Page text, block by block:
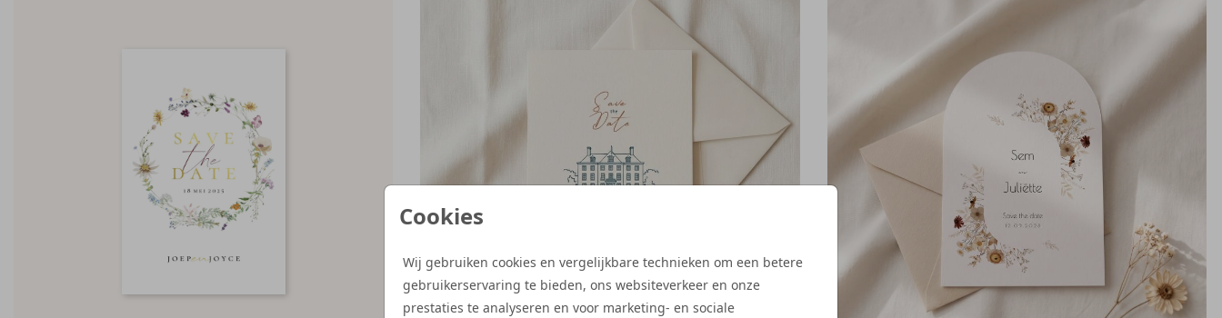
Cookies
Wij gebruiken cookies en vergelijkbare technieken om een betere
gebruikerservaring te bieden, ons websiteverkeer en onze
prestaties te analyseren en voor marketing- en sociale